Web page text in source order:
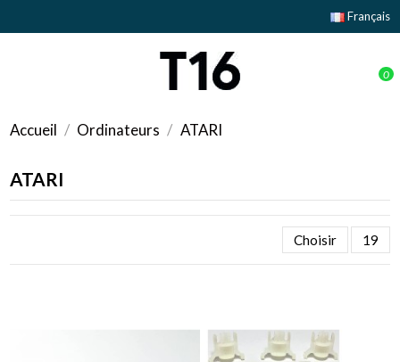
Français
0
Accueil Ordinateurs ATARI
ATARI
Choisir 19